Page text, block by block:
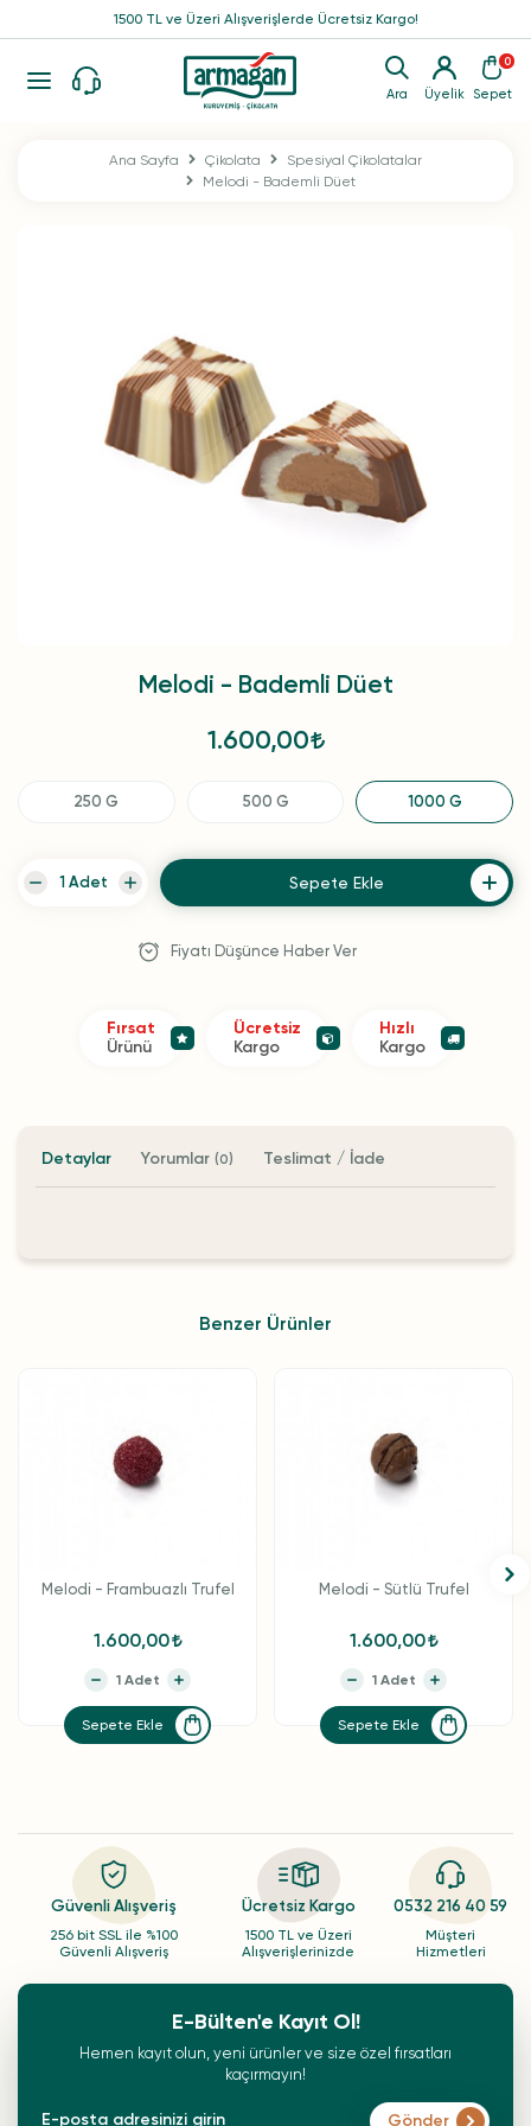
Ara Üyelik
0
Sepet
1500 TL ve Üzeri Alışverişlerde Ücretsiz Kargo!
Ana Sayfa Çikolata
Spesiyal Çikolatalar
Melodi - Bademli Düet
Melodi - Bademli Düet
1.600,00
250 G 500 G 1000 G
Sepete Ekle
Fiyatı Düşünce Haber Ver
Fırsat
Ürünü
Ücretsiz
Kargo
Hızlı
Kargo
Detaylar Yorumlar (0) Teslimat / İade
Benzer Ürünler
Melodi - Frambuazlı Trufel
1.600,00
Sepete Ekle
Melodi - Sütlü Trufel
1.600,00
Sepete Ekle
Güvenli Alışveriş
256 bit SSL ile %100
Güvenli Alışveriş
Ücretsiz Kargo
1500 TL ve Üzeri
Alışverişlerinizde
0532 216 40 59
Müşteri
Hizmetleri
E-Bülten'e Kayıt Ol!
Hemen kayıt olun, yeni ürünler ve size özel fırsatları
kaçırmayın!
Gönder